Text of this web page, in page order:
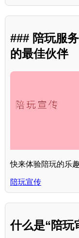
### 陪玩服
的最佳伙伴
快来体验陪玩的乐
陪玩宣传
什么是“陪玩